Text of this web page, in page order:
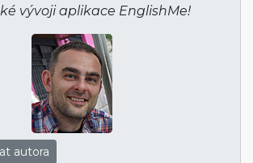
vývoji aplikace EnglishMe!
autora